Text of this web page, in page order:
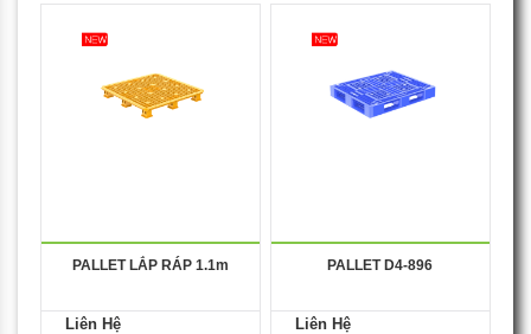
PALLET LẮP RÁP 1.1m
Liên Hệ
PALLET D4-896
Liên Hệ